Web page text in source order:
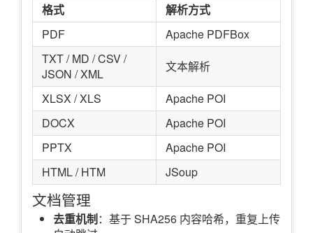
格式
解析方式
PDF
Apache PDFBox
TXT / MD / CSV /
JSON / XML
文本解析
XLSX / XLS
Apache POI
DOCX
Apache POI
PPTX
Apache POI
HTML / HTM
JSoup
文档管理
去重机制：基于 SHA256 内容哈希，重复上传